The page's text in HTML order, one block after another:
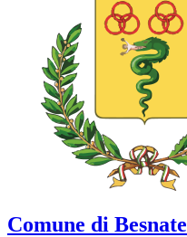
Comune di Besnate